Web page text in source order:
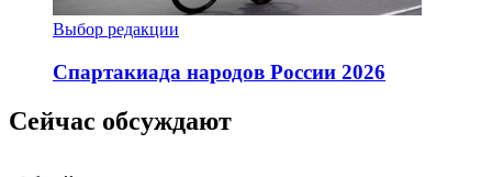
Выбор редакции
Спартакиада народов России 2026
Сейчас обсуждают